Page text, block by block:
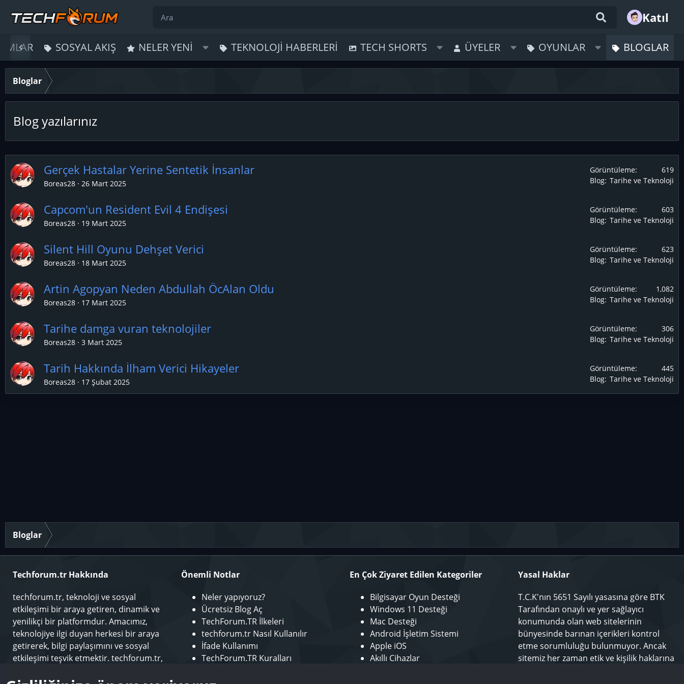
Katıl
SOSYAL AKIŞ NELER YENI TEKNOLOJI HABERLERI TECH SHORTS ÜYELER OYUNLAR BLOGLAR
Bloglar
Blog yazılarınız
Gerçek Hastalar Yerine Sentetik İnsanlar
Boreas28 26 Mart 2025
Görüntüleme
619
Blog Tarihe ve Teknoloji
Capcom'un Resident Evil 4 Endişesi
Boreas28 19 Mart 2025
Görüntüleme
603
Blog Tarihe ve Teknoloji
Silent Hill Oyunu Dehşet Verici
Boreas28 18 Mart 2025
Görüntüleme
623
Blog Tarihe ve Teknoloji
Artin Agopyan Neden Abdullah ÖcAlan Oldu
Boreas28 17 Mart 2025
Görüntüleme
1,082
Blog Tarihe ve Teknoloji
Tarihe damga vuran teknolojiler
Boreas28 3 Mart 2025
Görüntüleme
306
Blog Tarihe ve Teknoloji
Tarih Hakkında İlham Verici Hikayeler
Boreas28 17 Şubat 2025
Görüntüleme
445
Blog Tarihe ve Teknoloji
Bloglar
Techforum.tr Hakkında
techforum.tr, teknoloji ve sosyal
etkileşimi bir araya getiren, dinamik ve
yenilikçi bir platformdur. Amacımız,
teknolojiye ilgi duyan herkesi bir araya
getirerek, bilgi paylaşımını ve sosyal
etkileşimi teşvik etmektir. techforum.tr,
Önemli Notlar
Neler yapıyoruz?
Ücretsiz Blog Aç
TechForum.TR İlkeleri
techforum.tr Nasıl Kullanılır
İfade Kullanımı
TechForum.TR Kuralları
En Çok Ziyaret Edilen Kategoriler
Bilgisayar Oyun Desteği
Windows 11 Desteği
Mac Desteği
Android İşletim Sistemi
Apple iOS
Akıllı Cihazlar
Yasal Haklar
T.C.K'nın 5651 Sayılı yasasına göre BTK
Tarafından onaylı ve yer sağlayıcı
konumunda olan web sitelerinin
bünyesinde barınan içerikleri kontrol
etme sorumluluğu bulunmuyor. Ancak
sitemiz her zaman etik ve kişilik haklarına